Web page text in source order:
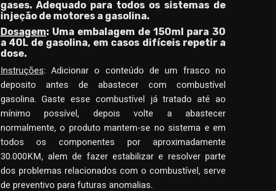
gases. Adequado para todos os sistemas de
injeção de motores a gasolina.
Dosagem: Uma embalagem de 150ml para 30
a 40L de gasolina, em casos difíceis repetir a
dose.
Instruções: Adicionar o conteúdo de um frasco no
deposito antes de abastecer com combustível
gasolina. Gaste esse combustível já tratado até ao
mínimo possível, depois volte a abastecer
normalmente, o produto mantem-se no sistema e em
todos os componentes por aproximadamente
30.000KM, alem de fazer estabilizar e resolver parte
dos problemas relacionados com o combustível, serve
de preventivo para futuras anomalias.